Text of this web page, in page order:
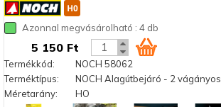
Azonnal megvásárolható : 4 db
5 150 Ft
Termékkód:
NOCH 58062
Terméktípus:
NOCH Alagútbejáró - 2 vágányos
Méretarány:
HO